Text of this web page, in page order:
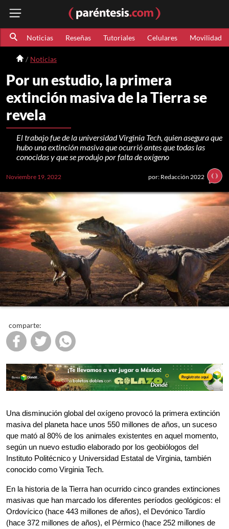
Noticias Reseñas Tutoriales Celulares Movilidad
Noticias
Por un estudio, la primera
extinción masiva de la Tierra se
revela
El trabajo fue de la universidad Virginia Tech, quien asegura que
hubo una extinción masiva que ocurrió antes que todas las
conocidas y que se produjo por falta de oxígeno
Noviembre 19, 2022 por: Redacción 2022
comparte:
Una disminución global del oxígeno provocó la primera extinción
masiva del planeta hace unos 550 millones de años, un suceso
que mató al 80% de los animales existentes en aquel momento,
según un nuevo estudio elaborado por los geobiólogos del
Instituto Politécnico y Universidad Estatal de Virginia, también
conocido como Virginia Tech.
En la historia de la Tierra han ocurrido cinco grandes extinciones
masivas que han marcado los diferentes períodos geológicos: el
Ordovícico (hace 443 millones de años), el Devónico Tardío
(hace 372 millones de años), el Pérmico (hace 252 millones de